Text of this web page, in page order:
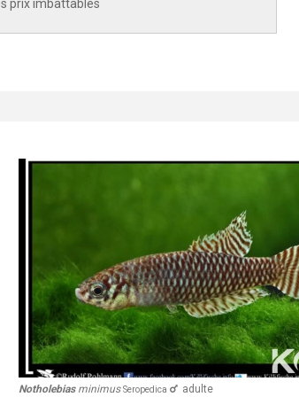
prix imbattables
minimus Seropedica adulte